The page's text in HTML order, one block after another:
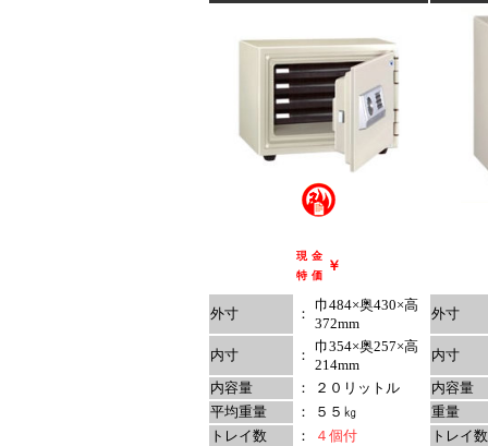
現 金
￥
特 価
外寸 ：
巾484×奥430×高
372mm
外寸
内寸 ：
巾354×奥257×高
214mm
内寸
内容量
： ２０リットル
内容量
平均重量
： ５５㎏
重量
トレイ数
： ４個付
トレイ数